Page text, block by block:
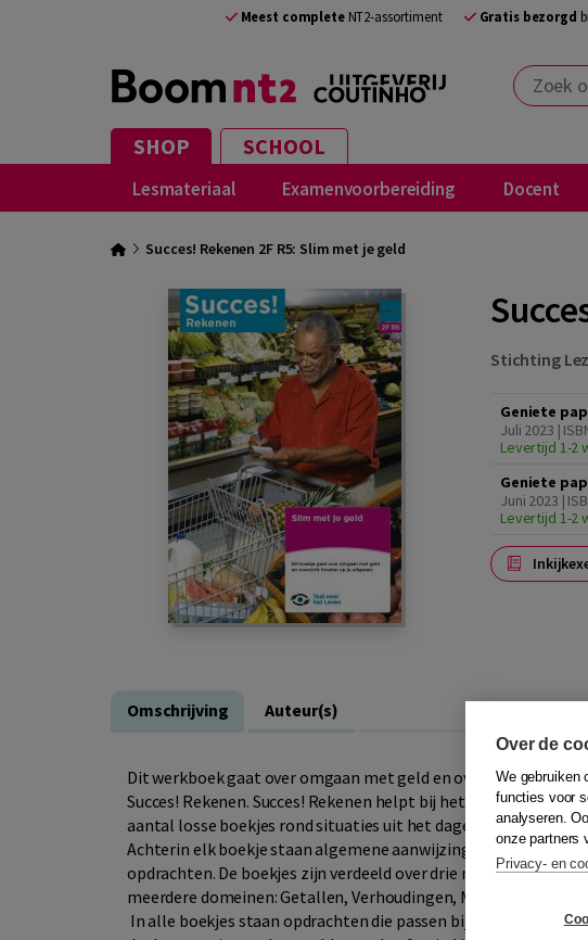
Meest completeNT2-assortiment Gratis bezorgd
Zoek op
SHOP SCHOOL
Lesmateriaal Examenvoorbereiding Docent
Succes! Rekenen 2F R5: Slim met je geld
Stichting
Geniete
Juli 2023 |
Levertijd 1-2
Geniete
Juni 2023 |
Levertijd 1-2
Omschrijving Auteur(s)
Dit werkboek gaat over omgaan met geld en overzicht houden
Succes! Rekenen. Succes! Rekenen helpt bij het verbeteren
aantal losse boekjes rond situaties uit het dagelijks leven of
Achterin elk boekje staan algemene aanwijzingen voor de
opdrachten. De boekjes zijn verdeeld over drie niveaus: (op
meerdere domeinen: Getallen, Verhoudingen, Meten en
In alle boekjes staan opdrachten die passen bij de dagelijkse
Over de
We gebruiken
functies voor
analyseren.
onze partners
Privacy- en